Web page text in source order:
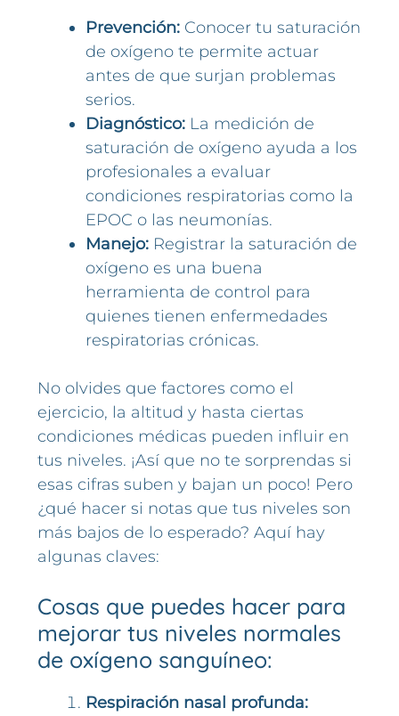
Prevención: Conocer tu saturación
de oxígeno te permite actuar
antes de que surjan problemas
serios.
Diagnóstico: La medición de
saturación de oxígeno ayuda a los
profesionales a evaluar
condiciones respiratorias como la
EPOC o las neumonías.
Manejo: Registrar la saturación de
oxígeno es una buena
herramienta de control para
quienes tienen enfermedades
respiratorias crónicas.
No olvides que factores como el
ejercicio, la altitud y hasta ciertas
condiciones médicas pueden influir en
tus niveles. ¡Así que no te sorprendas si
esas cifras suben y bajan un poco! Pero
¿qué hacer si notas que tus niveles son
más bajos de lo esperado? Aquí hay
algunas claves:
Cosas que puedes hacer para
mejorar tus niveles normales
de oxígeno sanguíneo:
Respiración nasal profunda: